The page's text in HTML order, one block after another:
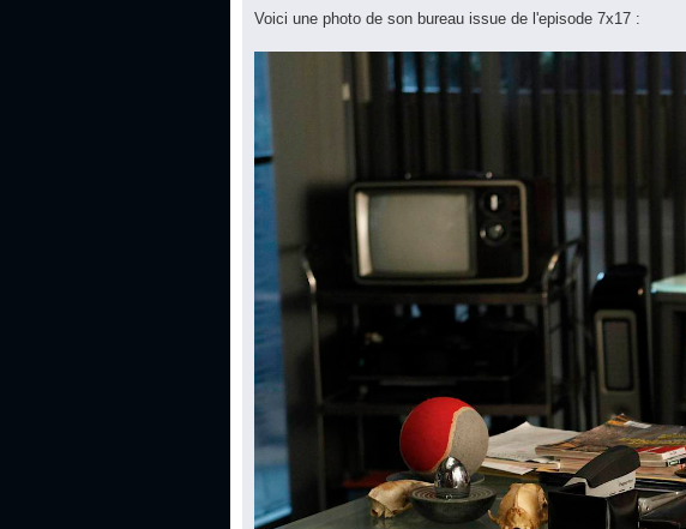
Voici une photo de son bureau issue de l'episode 7x17 :